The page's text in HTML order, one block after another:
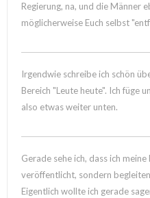
Regierung, na, und die Männer
möglicherweise Euch selbst
Irgendwie schreibe ich schön
Bereich "Leute heute". Ich füge
also etwas weiter unten.
Gerade sehe ich, dass ich
veröffentlicht, sondern
Eigentlich wollte ich gerade